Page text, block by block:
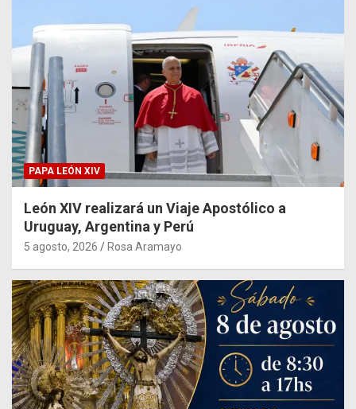
PAPA LEÓN XIV
León XIV realizará un Viaje Apostólico a
Uruguay, Argentina y Perú
5 agosto, 2026 Rosa Aramayo